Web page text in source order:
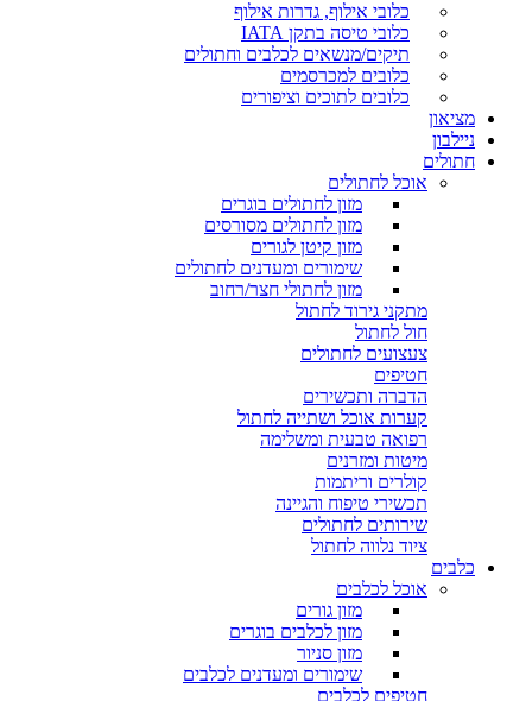
כלובי אילוף, גדרות אילוף
כלובי טיסה בתקן IATA
תיקים/מנשאים לכלבים וחתולים
כלובים למכרסמים
כלובים לתוכים וציפורים
מציאון
ניילבון
חתולים
אוכל לחתולים
מזון לחתולים בוגרים
מזון לחתולים מסורסים
מזון קיטן לגורים
שימורים ומעדנים לחתולים
מזון לחתולי חצר/רחוב
מתקני גירוד לחתול
חול לחתול
צעצועים לחתולים
חטיפים
הדברה ותכשירים
קערות אוכל ושתייה לחתול
רפואה טבעית ומשלימה
מיטות ומזרנים
קולרים וריתמות
תכשירי טיפוח והגיינה
שירותים לחתולים
ציוד נלווה לחתול
כלבים
אוכל לכלבים
מזון גורים
מזון לכלבים בוגרים
מזון סניור
שימורים ומעדנים לכלבים
חטיפים לכלבים